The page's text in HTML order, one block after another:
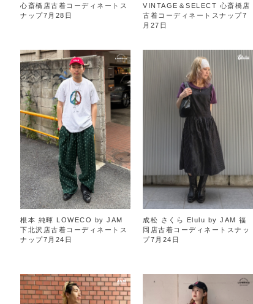
心斎橋店古着コーディネートス
ナップ7月28日
VINTAGE＆SELECT 心斎橋店
古着コーディネートスナップ7
月27日
根本 純暉 LOWECO by JAM
下北沢店古着コーディネートス
ナップ7月24日
成松 さくら Elulu by JAM 福
岡店古着コーディネートスナッ
プ7月24日